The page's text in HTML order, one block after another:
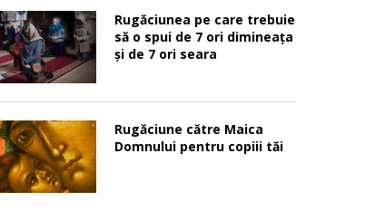
Rugăciunea pe care trebuie
să o spui de 7 ori dimineața
și de 7 ori seara
Rugăciune către Maica
Domnului pentru copiii tăi